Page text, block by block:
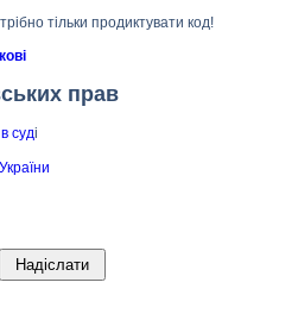
тільки продиктувати код!
прав
суді